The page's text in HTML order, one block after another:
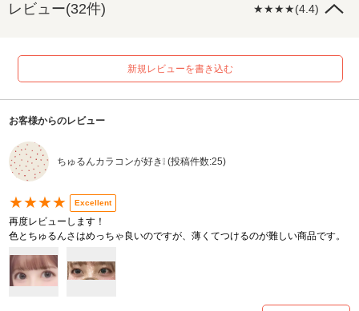
レビュー(32件) ★★★★(4.4)
新規レビューを書き込む
お客様からのレビュー
ちゅるんカラコンが好き❕ (投稿件数:25)
★★★★ Excellent
再度レビューします！
色とちゅるんさはめっちゃ良いのですが、薄くてつけるのが難しい商品です。